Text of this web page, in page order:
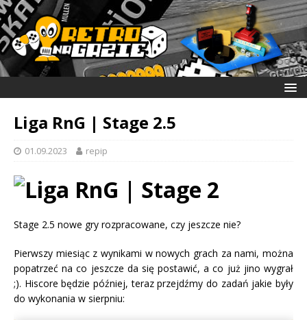
Liga RnG | Stage 2.5
01.09.2023 repip
Stage 2.5 nowe gry rozpracowane, czy jeszcze nie?
Pierwszy miesiąc z wynikami w nowych grach za nami, można
popatrzeć na co jeszcze da się postawić, a co już jino wygrał
;). Hiscore będzie później, teraz przejdźmy do zadań jakie były
do wykonania w sierpniu: